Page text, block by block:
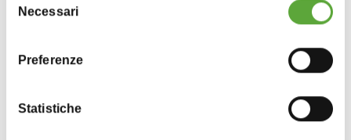
delNecessari
Preferenze
Statistiche